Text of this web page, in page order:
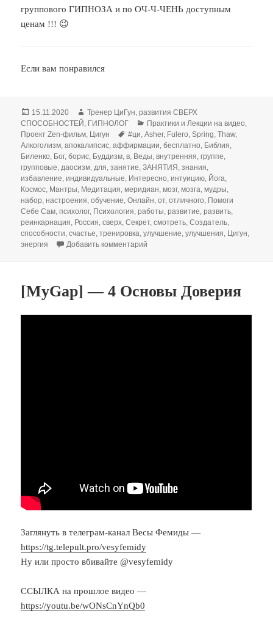
группового ГИПНОЗА и по ОЧ-Ч-ЧЕНЬ доступным
ценам !!! 😉
Если вам понравился
Опубликовано
15.11.2020 Автор
Тренер ЦиГун, развития СВЕРХ
СПОСОБНОСТЕЙ, ГИПНОЛОГ
Рубрики
Практики и Лекции на видео,
Проект Zen-фильм, Цигун Метки
#ци,Asher, Fulero,Spring,Thaw,
Алкоголизм,апокалипсис,аффирмации,бесплатно, Библия,
Биленко, Бог,борис, Буддизм,в, Веды,внутренняя,группе,
групповые,даосизм,для,занятие,ЗАНЯТИЯ ,знания,
избавление,индивидуальные, Интересно,интуицию, Йога,
Космос, Мантры, Медитация,меридиан,мозг,мозга,мудры,
набор,настроения,обучение,Онлайн,от,отличного, Помоги
Себе Сам,психолог, Психология,работы,развитие,развить,
реинкарнация, Россия,сверх,Секрет,смотреть,Создатель,
способности,счастье,тренировка,улучшение,улучшения, Цигун,
энергия
Добавить комментарий
[MyGap] — 4 Основы Доверия
Заглянуть в телеграм-канал Весы Фемиды —
https://tg.telepult.pro/vesyfemidy
Ну или просто вбивайте @vesyfemidy
ССЫЛКА на прошлое видео —
https://youtu.be/wONsCnYnQb0